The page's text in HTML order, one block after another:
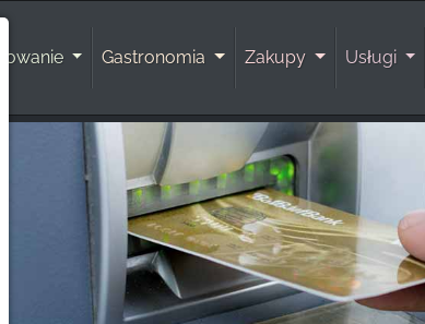
Gastronomia Zakupy Usługi